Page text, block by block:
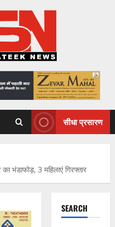
सीधा प्रसारण
भंडाफोड़, 3 महिलाएं गिरफ्तार
SEARCH